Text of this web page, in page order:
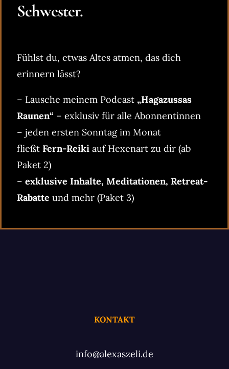
Schwester.
Fühlst du, etwas Altes atmen, das dich
erinnern lässt?
– Lausche meinem Podcast „Hagazussas
Raunen“ – exklusiv für alle Abonnentinnen
– jeden ersten Sonntag im Monat
fließt Fern-Reiki auf Hexenart zu dir (ab
Paket 2)
– exklusive Inhalte, Meditationen, Retreat-
Rabatte und mehr (Paket 3)
KONTAKT
info@alexaszeli.de